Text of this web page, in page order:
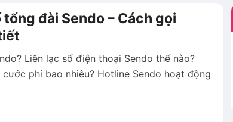
tổng đài Sendo – Cách gọi
Liên lạc số điện thoại Sendo thế nào?
phí bao nhiêu? Hotline Sendo hoạt động